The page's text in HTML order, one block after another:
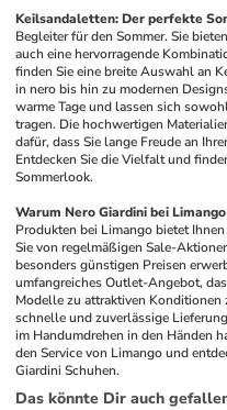
Keilsandaletten: Der perfekte
Begleiter für den Sommer. Sie
auch eine hervorragende
finden Sie eine breite Auswahl an
in nero bis hin zu modernen
warme Tage und lassen sich
tragen. Die hochwertigen
dafür, dass Sie lange Freude an
Entdecken Sie die Vielfalt und
Sommerlook.
Warum Nero Giardini bei
Produkten bei Limango bietet
Sie von regelmäßigen Sale-
besonders günstigen Preisen
umfangreiches Outlet-Angebot,
Modelle zu attraktiven Konditionen
schnelle und zuverlässige
im Handumdrehen in den Händen
den Service von Limango und
Giardini Schuhen.
Das könnte Dir auch